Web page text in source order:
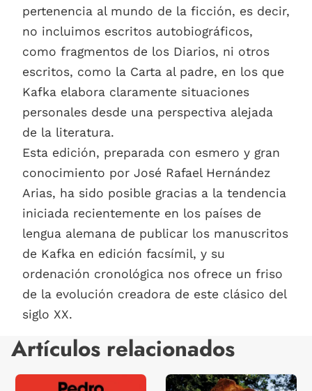
pertenencia al mundo de la ficción, es decir,
no incluimos escritos autobiográficos,
como fragmentos de los Diarios, ni otros
escritos, como la Carta al padre, en los que
Kafka elabora claramente situaciones
personales desde una perspectiva alejada
de la literatura.
Esta edición, preparada con esmero y gran
conocimiento por José Rafael Hernández
Arias, ha sido posible gracias a la tendencia
iniciada recientemente en los países de
lengua alemana de publicar los manuscritos
de Kafka en edición facsímil, y su
ordenación cronológica nos ofrece un friso
de la evolución creadora de este clásico del
siglo XX.
Artículos relacionados